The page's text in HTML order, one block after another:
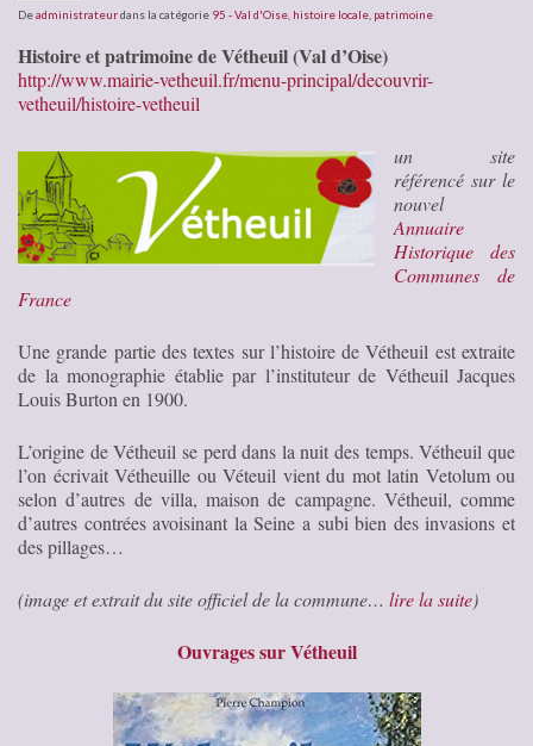
Deadministrateurdans la catégorie 95 - Val d'Oise histoire locale patrimoine
Histoire et patrimoine de Vétheuil (Val d’Oise)
http://www.mairie-vetheuil.fr/menu-principal/decouvrir-
vetheuil/histoire-vetheuil
un site
référencé sur le
nouvel
Annuaire
Historique des
Communes de
France
Une grande partie des textes sur l’histoire de Vétheuil est extraite
de la monographie établie par l’instituteur de Vétheuil Jacques
Louis Burton en 1900.
L’origine de Vétheuil se perd dans la nuit des temps. Vétheuil que
l’on écrivait Vétheuille ou Véteuil vient du mot latin Vetolum ou
selon d’autres de villa, maison de campagne. Vétheuil, comme
d’autres contrées avoisinant la Seine a subi bien des invasions et
des pillages…
(image et extrait du site officiel de la commune… lire la suite)
Ouvrages sur Vétheuil